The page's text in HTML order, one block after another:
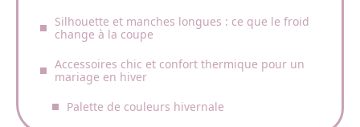
Silhouette et manches longues : ce que le froid
change à la coupe
Accessoires chic et confort thermique pour un
mariage en hiver
Palette de couleurs hivernale